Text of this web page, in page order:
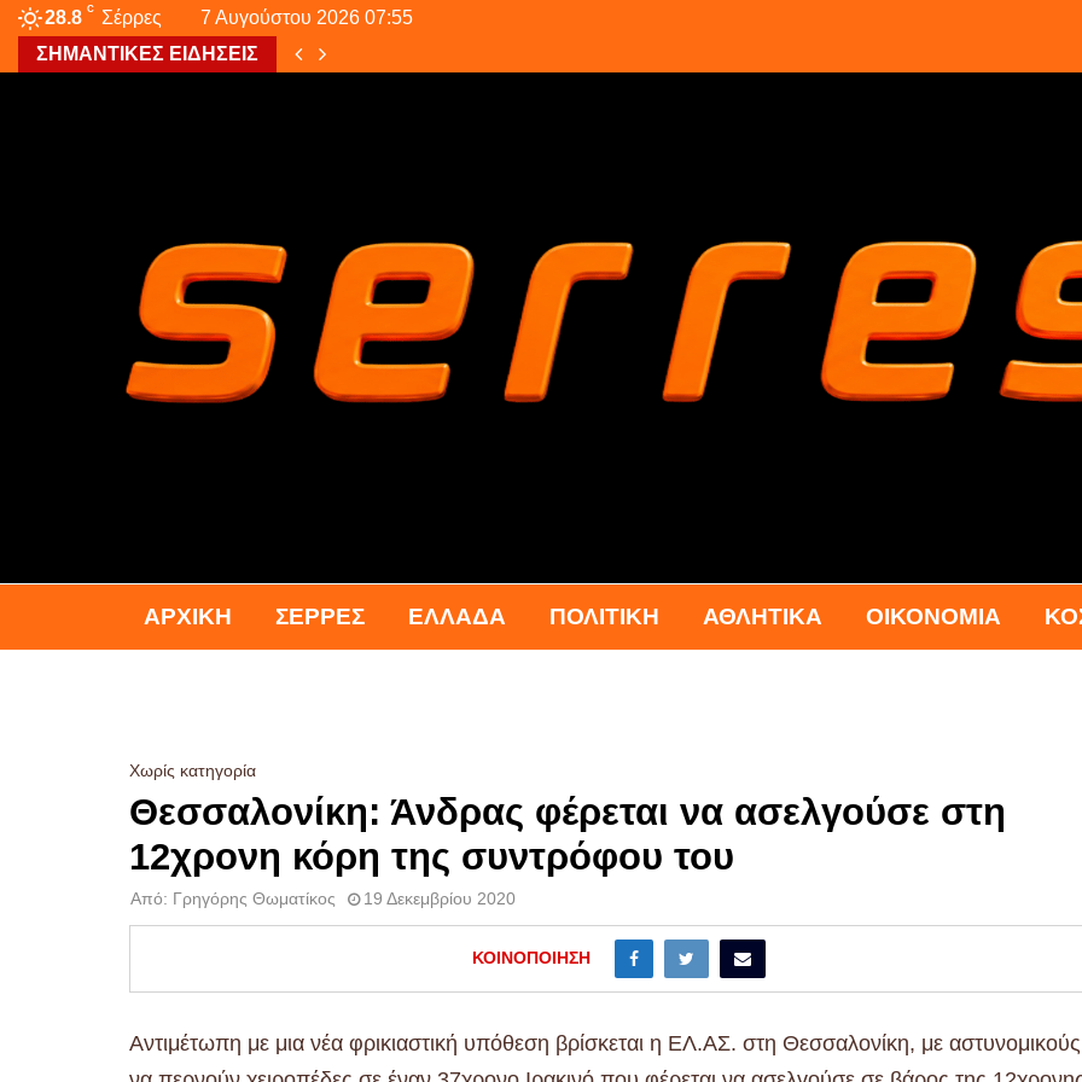
28.8 C Σέρρες
7 Αυγούστου 2026 07:55
ΣΗΜΑΝΤΙΚΕΣ ΕΙΔΗΣΕΙΣ
ΑΡΧΙΚΉ ΣΕΡΡΕΣ ΕΛΛΑΔΑ ΠΟΛΙΤΙΚΗ ΑΘΛΗΤΙΚΑ ΟΙΚΟΝΟΜΙΑ
Χωρίς κατηγορία
Θεσσαλονίκη: Άνδρας φέρεται να ασελγούσε στη
12χρονη κόρη της συντρόφου του
Από: Γρηγόρης Θωματίκος 19 Δεκεμβρίου 2020
ΚΟΙΝΟΠΟΊΗΣΗ
Αντιμέτωπη με μια νέα φρικιαστική υπόθεση βρίσκεται η ΕΛ.ΑΣ. στη Θεσσαλονίκη, με αστυνομικούς